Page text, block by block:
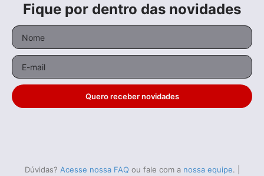
Fique por dentro das novidades
Quero receber novidades
Dúvidas? Acesse nossa FAQ ou fale com a nossa equipe.